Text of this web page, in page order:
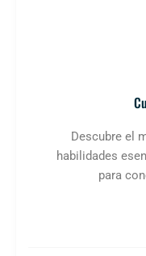
Descubre el
habilidades
para